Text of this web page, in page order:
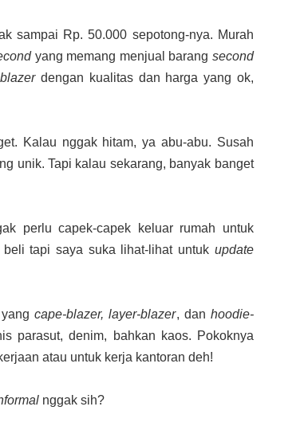
sampai Rp. 50.000 sepotong-nya. Murah
yang memang menjual barang second
blazerdengan kualitas dan harga yang ok,
Kalau nggak hitam, ya abu-abu. Susah
unik. Tapi kalau sekarang, banyak banget
perlu capek-capek keluar rumah untuk
tapi saya suka lihat-lihat untuk update
yangcape-blazer, layer-blazer, dan hoodie-
parasut, denim, bahkan kaos. Pokoknya
atau untuk kerja kantoran deh!
nggak sih?